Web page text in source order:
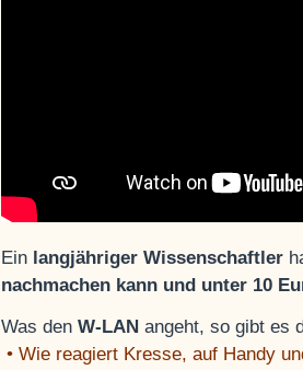
Ein langjähriger Wissenschaftler
nachmachen kann und unter 10
Was den W-LAN angeht, so gibt es
• Wie reagiert Kresse, auf Handy